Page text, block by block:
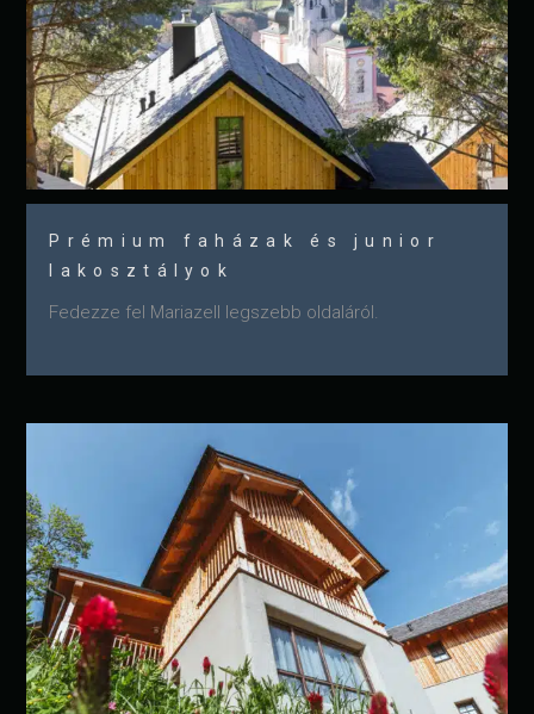
Prémium faházak és junior
lakosztályok
Fedezze fel Mariazell legszebb oldaláról.